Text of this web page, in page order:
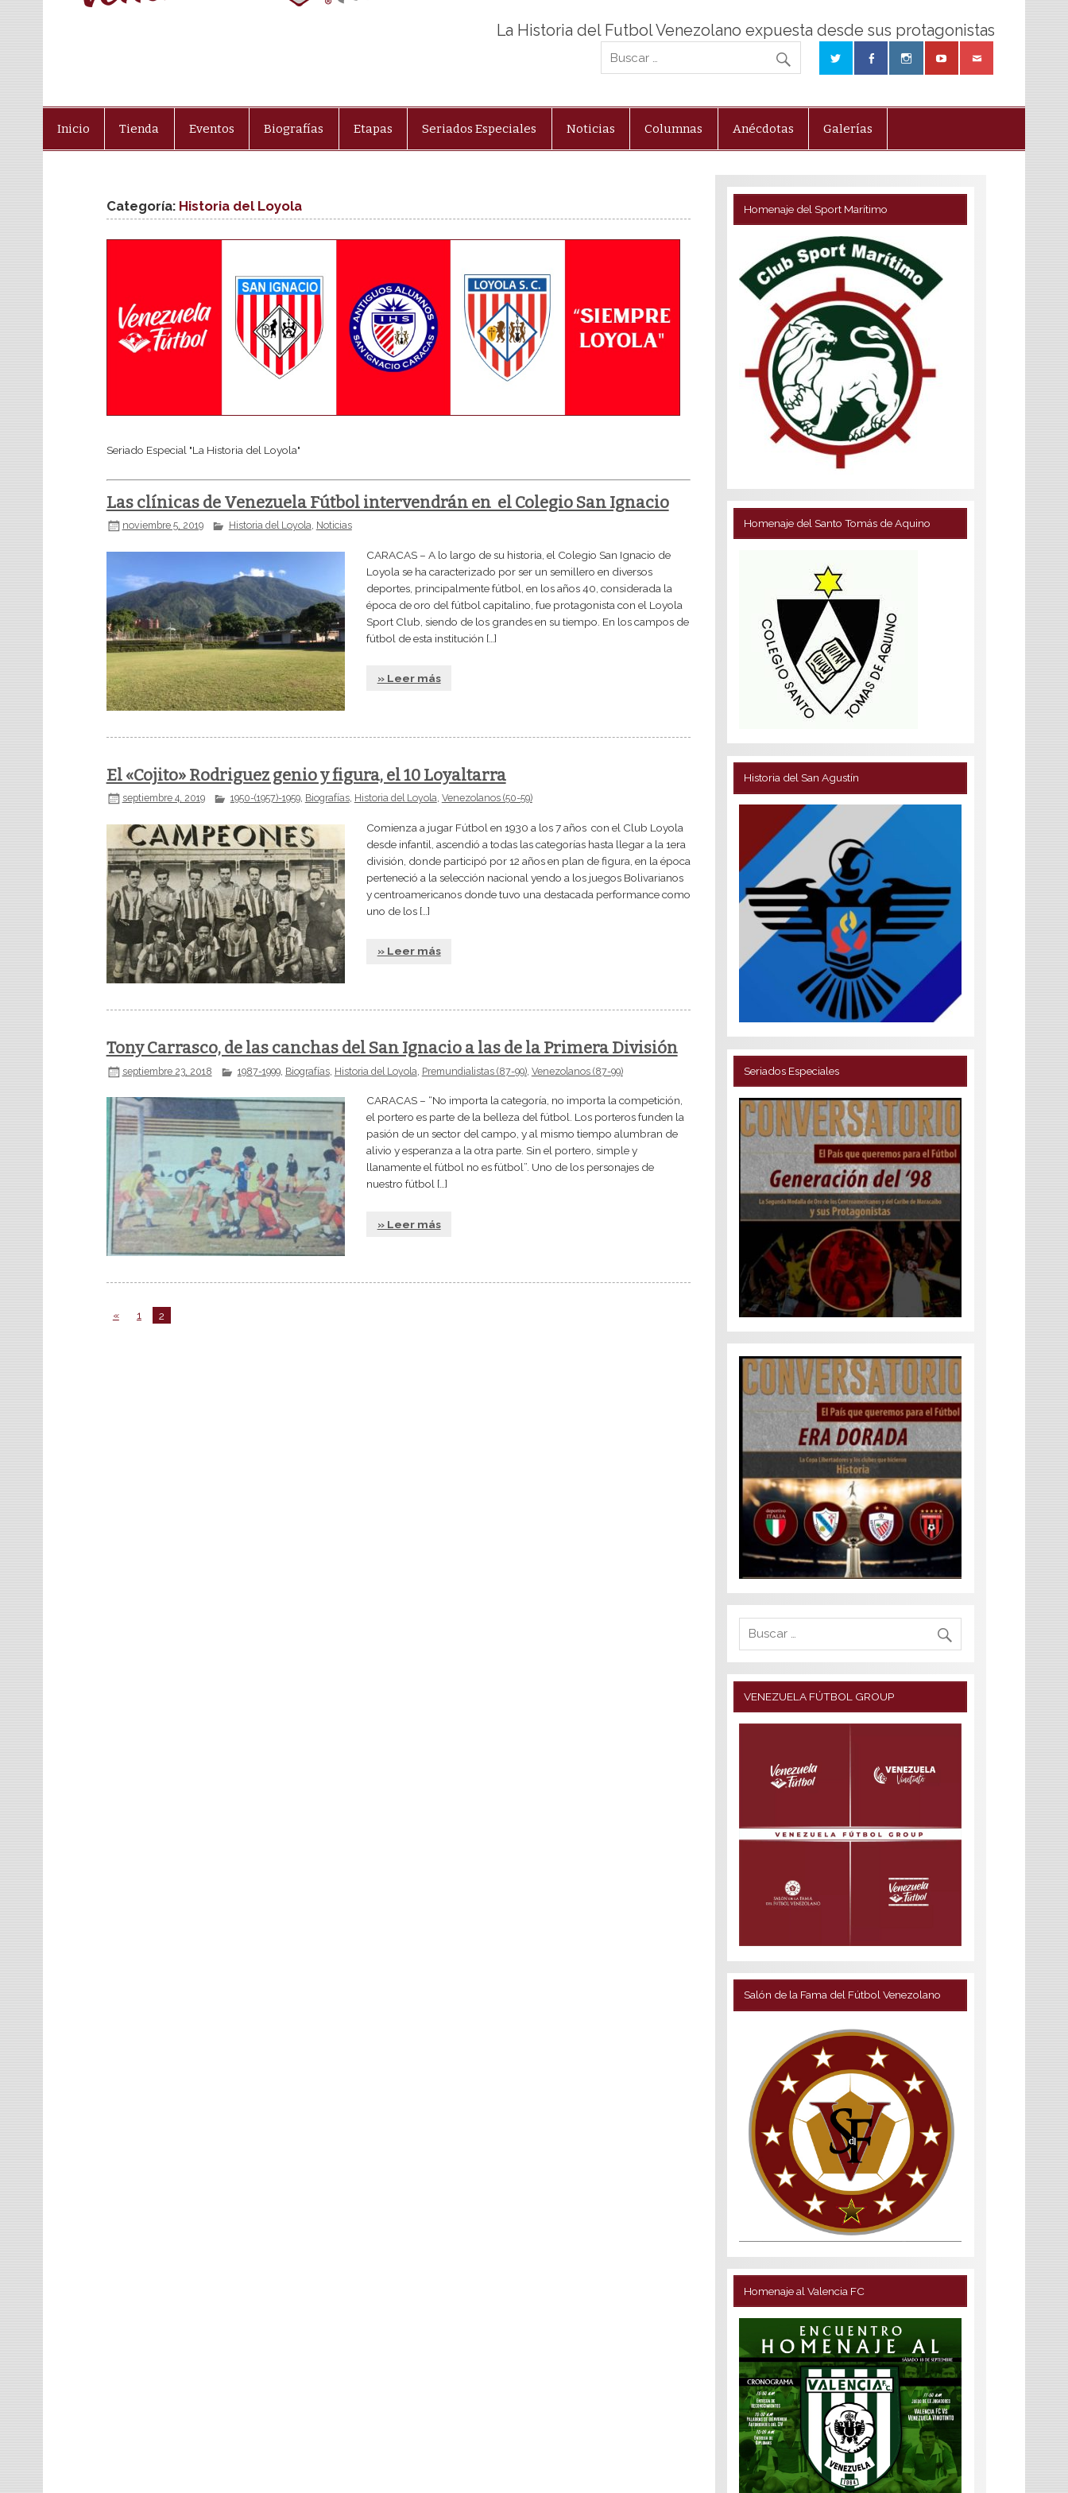
La Historia del Futbol Venezolano expuesta desde sus protagonistas
Inicio Tienda Eventos Biografías Etapas Seriados Especiales Noticias Columnas Anécdotas Galerías
Categoría: Historia del Loyola
Seriado Especial "La Historia del Loyola"
Las clínicas de Venezuela Fútbol intervendrán en el Colegio San Ignacio
noviembre 5, 2019 Historia del Loyola, Noticias
CARACAS – A lo largo de su historia, el Colegio San Ignacio de
Loyola se ha caracterizado por ser un semillero en diversos
deportes, principalmente fútbol, en los años 40, considerada la
época de oro del fútbol capitalino, fue protagonista con el Loyola
Sport Club, siendo de los grandes en su tiempo. En los campos de
fútbol de esta institución […]
» Leer más
El «Cojito» Rodriguez genio y figura, el 10 Loyaltarra
septiembre 4, 2019 1950-(1957)-1959, Biografías, Historia del Loyola, Venezolanos (50-59)
Comienza a jugar Fútbol en 1930 a los 7 años con el Club Loyola
desde infantil, ascendió a todas las categorías hasta llegar a la 1era
división, donde participó por 12 años en plan de figura, en la época
perteneció a la selección nacional yendo a los juegos Bolivarianos
y centroamericanos donde tuvo una destacada performance como
uno de los […]
» Leer más
Tony Carrasco, de las canchas del San Ignacio a las de la Primera División
septiembre 23, 2018 1987-1999, Biografías, Historia del Loyola Premundialistas (87-99), Venezolanos (87-99)
CARACAS – “No importa la categoría, no importa la competición,
el portero es parte de la belleza del fútbol. Los porteros funden la
pasión de un sector del campo, y al mismo tiempo alumbran de
alivio y esperanza a la otra parte. Sin el portero, simple y
llanamente el fútbol no es fútbol”. Uno de los personajes de
nuestro fútbol […]
» Leer más
« 1 2
Homenaje del Sport Marítimo
Homenaje del Santo Tomás de Aquino
Historia del San Agustín
Seriados Especiales
VENEZUELA FÚTBOL GROUP
Salón de la Fama del Fútbol Venezolano
Homenaje al Valencia FC